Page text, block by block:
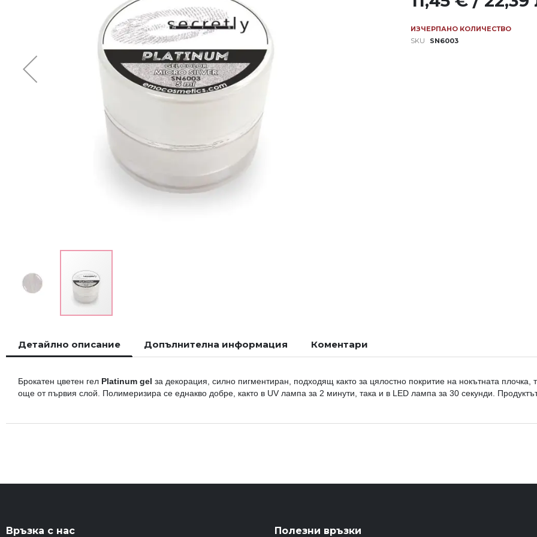
ИЗЧЕРПАНО КОЛИЧЕСТВО
SKU
SN6003
началото
на
със
снимки
Детайлно описание
Брокатен цветен гел Platinum gel за декорация, силно пигментиран, подходящ както за цялостно покритие на нокътната
още от първия слой. Полимеризира се еднакво добре, както в UV лампа за 2 минути, така и в LED лампа за 30 секунди.
Допълнителна информация Коментари
Връзка с нас Полезни връзки